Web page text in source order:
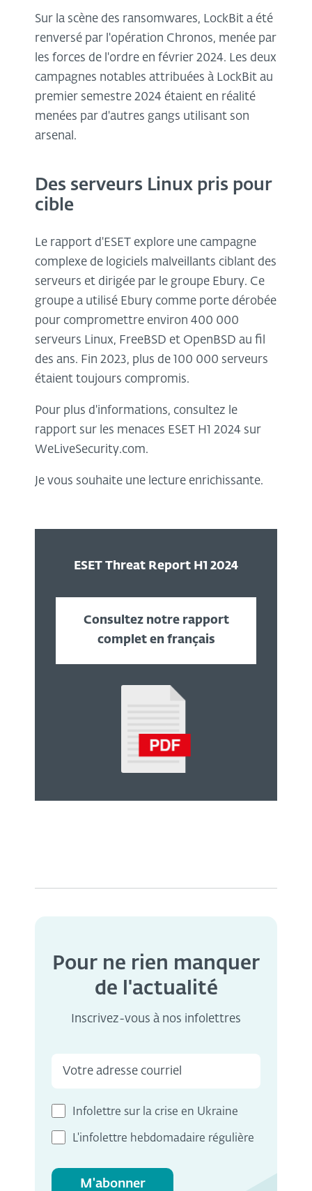
Sur la scène des ransomwares, LockBit a été
renversé par l'opération Chronos, menée par
les forces de l'ordre en février 2024. Les deux
campagnes notables attribuées à LockBit au
premier semestre 2024 étaient en réalité
menées par d'autres gangs utilisant son
arsenal.
Des serveurs Linux pris pour
cible
Le rapport d'ESET explore une campagne
complexe de logiciels malveillants ciblant des
serveurs et dirigée par le groupe Ebury. Ce
groupe a utilisé Ebury comme porte dérobée
pour compromettre environ 400 000
serveurs Linux, FreeBSD et OpenBSD au fil
des ans. Fin 2023, plus de 100 000 serveurs
étaient toujours compromis.
Pour plus d'informations, consultez le
rapport sur les menaces ESET H1 2024 sur
WeLiveSecurity.com.
Je vous souhaite une lecture enrichissante.
ESET Threat Report H1 2024
Consultez notre rapport
complet en français
Pour ne rien manquer
de l'actualité
Inscrivez-vous à nos infolettres
Infolettre sur la crise en Ukraine
L'infolettre hebdomadaire régulière
M'abonner